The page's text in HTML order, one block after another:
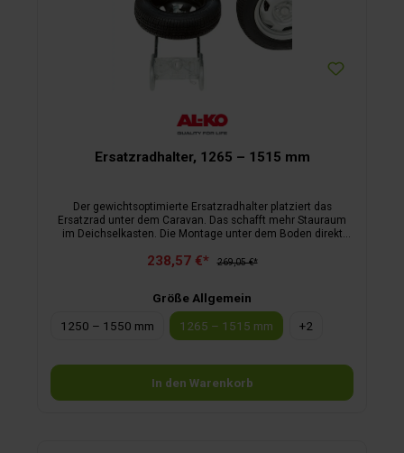
Ersatzradhalter, 1265 – 1515 mm
Der gewichtsoptimierte Ersatzradhalter platziert das
Ersatzrad unter dem Caravan. Das schafft mehr Stauraum
im Deichselkasten. Die Montage unter dem Boden direkt
das Fahrverhalten. platzsparende Unterbringung des
Chassis ab Baujahr 1985 keine TÜV-Prüfung oder -Abnahme
erforderlich Die Größe entspricht dem Rahmenabstand in
mm.
238,57 €* 269,05 €*
Größe Allgemein
1250 – 1550 mm
1265 – 1515 mm +2
In den Warenkorb